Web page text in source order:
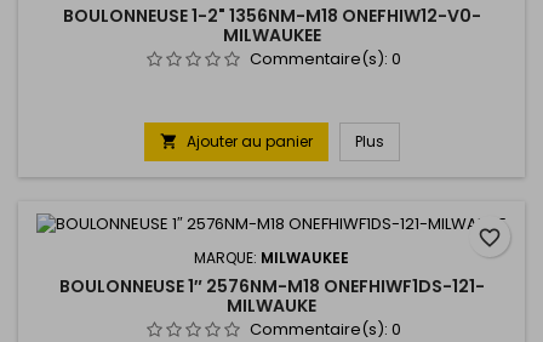
BOULONNEUSE 1-2" 1356NM-M18 ONEFHIW12-V0-
MILWAUKEE
Commentaire(s): 0
 Ajouter au panier Plus
MARQUE: MILWAUKEE
BOULONNEUSE 1″ 2576NM-M18 ONEFHIWF1DS-121-
MILWAUKE
Commentaire(s): 0
favorite_border